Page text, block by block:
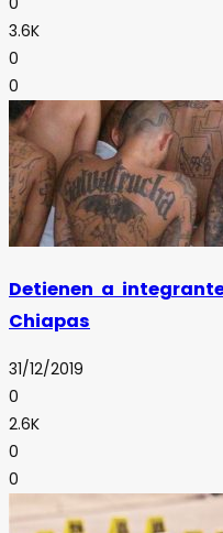
3.6K
0
0
Detienen a
Chiapas
31/12/2019
0
2.6K
0
0